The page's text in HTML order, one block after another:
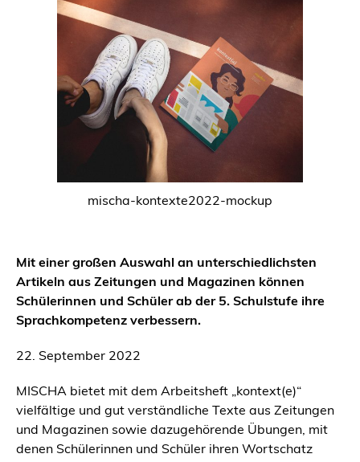
Mit einer großen Auswahl an unterschiedlichsten
Artikeln aus Zeitungen und Magazinen können
Schülerinnen und Schüler ab der 5. Schulstufe ihre
Sprachkompetenz verbessern.
22. September 2022
MISCHA bietet mit dem Arbeitsheft „kontext(e)“
vielfältige und gut verständliche Texte aus Zeitungen
und Magazinen sowie dazugehörende Übungen, mit
denen Schülerinnen und Schüler ihren Wortschatz
mischa-kontexte2022-mockup